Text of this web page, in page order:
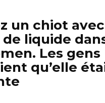
un chiot
liquide
Les gens
qu’elle